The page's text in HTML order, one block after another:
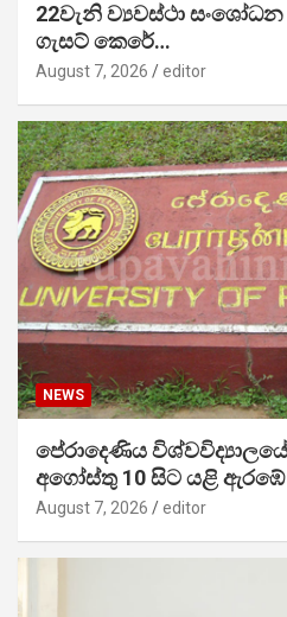
22වැනි ව්‍යවස්ථා
ගැසට් කෙරේ…
August 7, 2026 editor
NEWS
පේරාදෙණිය
අගෝස්තු 10 සිට යළි ඇරඹේ
August 7, 2026 editor